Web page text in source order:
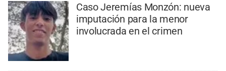
Caso Jeremías Monzón: nueva
imputación para la menor
involucrada en el crimen